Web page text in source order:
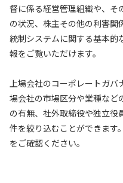
督に係る経営管理組織や、そ
の状況、株主その他の利害関
統制システムに関する基本的
報をご覧いただけます。
上場会社のコーポレートガバ
場会社の市場区分や業種など
の有無、社外取締役や独立役
件を絞り込むことができます
をご確認ください。